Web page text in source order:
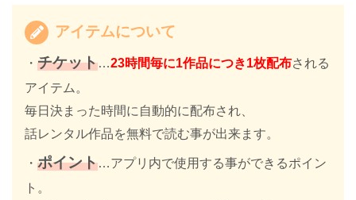
アイテムについて
・ チケット…23時間毎に1作品につき1枚配布される
アイテム。
毎日決まった時間に自動的に配布され、
話レンタル作品を無料で読む事が出来ます。
・ ポイント…アプリ内で使用する事ができるポイン
ト。